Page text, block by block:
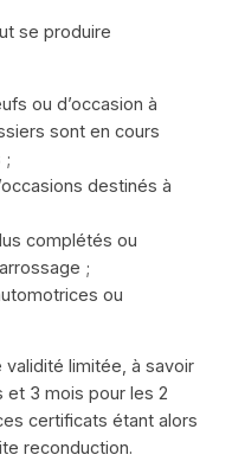
se produire
ou d’occasion à
sont en cours
;
destinés à
complétés ou
;
ou
validité limitée, à savoir
et 3 mois pour les 2
certificats étant alors
reconduction.